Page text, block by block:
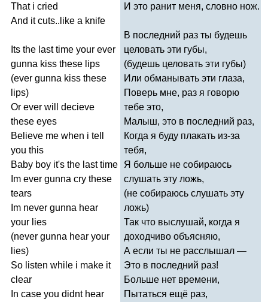
That i cried
And it cuts.. like a knife
Its the last time your ever
gunna kiss these lips
(ever gunna kiss these
lips)
Or ever will
decieve
these eyes
Believe me when i tell
you this
Baby boy it's the last time
Im ever gunna cry these
tears
Im never gunna hear
your lies
(never gunna hear your
lies)
So listen while i make it
clear
In case you didnt hear
И это ранит меня, словно нож.
В последний раз ты будешь
целовать эти губы,
(будешь целовать эти губы)
Или обманывать эти глаза,
Поверь мне, раз я говорю
тебе это,
Малыш, это в последний раз,
Когда я буду плакать из-за
тебя,
Я больше не собираюсь
слушать эту ложь,
(не собираюсь слушать эту
ложь)
Так что выслушай, когда я
доходчиво объясняю,
А если ты не расслышал —
Это в последний раз!
Больше нет времени,
Пытаться ещё раз,